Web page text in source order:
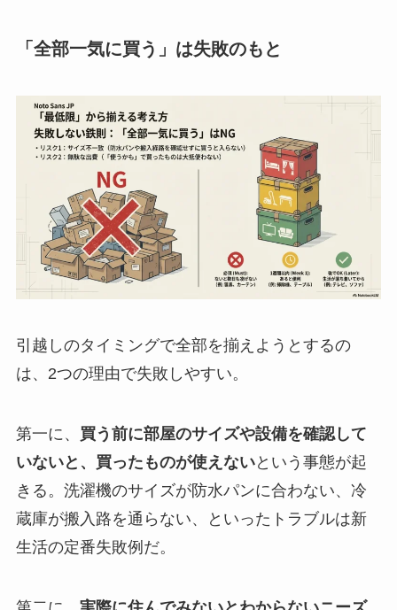
「全部一気に買う」は失敗のもと
引越しのタイミングで全部を揃えようとするの
は、2つの理由で失敗しやすい。
第一に、 買う前に部屋のサイズや設備を確認して
いないと、買ったものが使えないという事態が起
きる。洗濯機のサイズが防水パンに合わない、冷
蔵庫が搬入路を通らない、といったトラブルは新
生活の定番失敗例だ。